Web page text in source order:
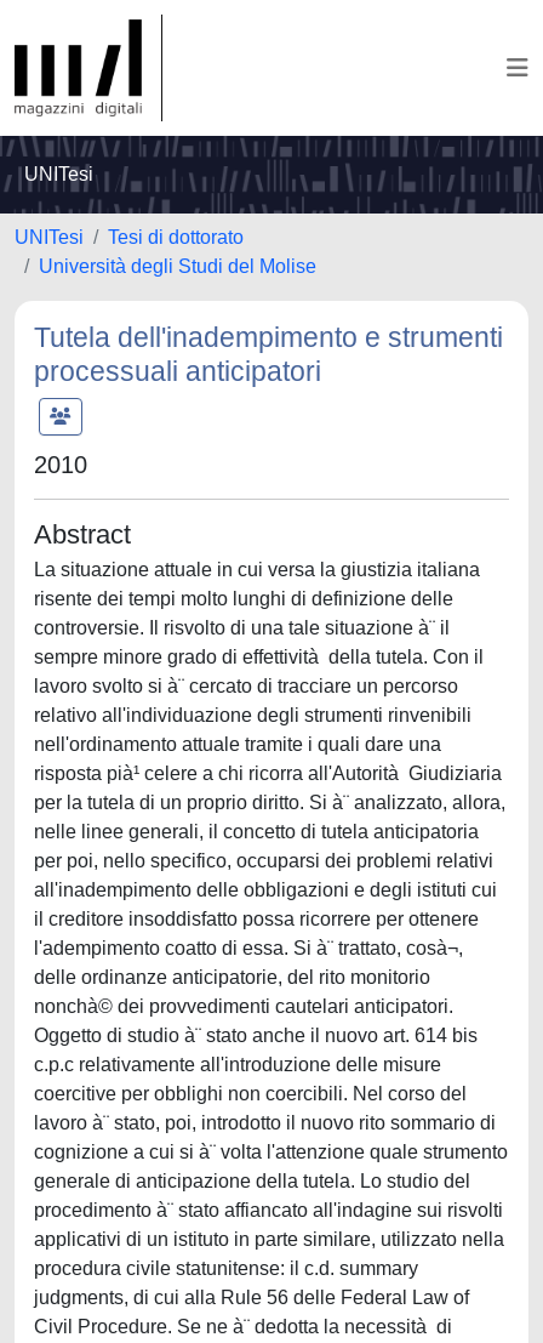
UNITesi
UNITesi
Tesi di dottorato
Università degli Studi del Molise
Tutela dell'inadempimento e strumenti
processuali anticipatori
2010
Abstract
La situazione attuale in cui versa la giustizia italiana
risente dei tempi molto lunghi di definizione delle
controversie. Il risvolto di una tale situazione à¨ il
sempre minore grado di effettività della tutela. Con il
lavoro svolto si à¨ cercato di tracciare un percorso
relativo all'individuazione degli strumenti rinvenibili
nell'ordinamento attuale tramite i quali dare una
risposta pià¹ celere a chi ricorra all'Autorità Giudiziaria
per la tutela di un proprio diritto. Si à¨ analizzato, allora,
nelle linee generali, il concetto di tutela anticipatoria
per poi, nello specifico, occuparsi dei problemi relativi
all'inadempimento delle obbligazioni e degli istituti cui
il creditore insoddisfatto possa ricorrere per ottenere
l'adempimento coatto di essa. Si à¨ trattato, cosà¬,
delle ordinanze anticipatorie, del rito monitorio
nonchà© dei provvedimenti cautelari anticipatori.
Oggetto di studio à¨ stato anche il nuovo art. 614 bis
c.p.c relativamente all'introduzione delle misure
coercitive per obblighi non coercibili. Nel corso del
lavoro à¨ stato, poi, introdotto il nuovo rito sommario di
cognizione a cui si à¨ volta l'attenzione quale strumento
generale di anticipazione della tutela. Lo studio del
procedimento à¨ stato affiancato all'indagine sui risvolti
applicativi di un istituto in parte similare, utilizzato nella
procedura civile statunitense: il c.d. summary
judgments, di cui alla Rule 56 delle Federal Law of
Civil Procedure. Se ne à¨ dedotta la necessità di